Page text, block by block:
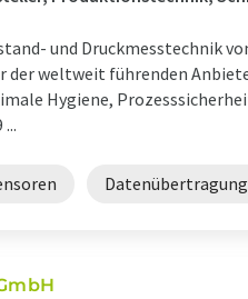
und Druckmesstechnik
der weltweit führenden
Hygiene,
...